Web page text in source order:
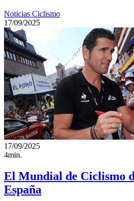
Noticias Ciclismo
17/09/2025
17/09/2025
4min.
El Mundial de Ciclismo
España